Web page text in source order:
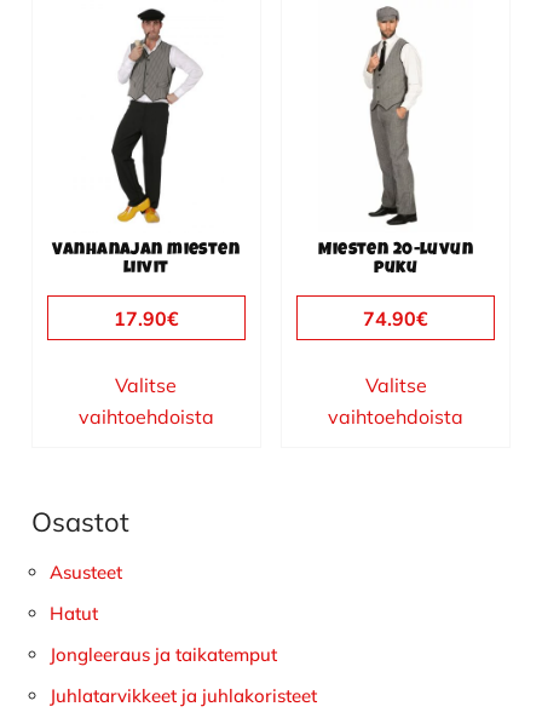
Vanhanajan miesten
liivit
17.90€
Valitse
vaihtoehdoista
tuotteella
muunnelma.
sivulla.
Miesten 20-luvun
puku
74.90€
Valitse
vaihtoehdoista
tuotteella
useampi
muunnelma.
sivulla.
Ensisijainen
sivupalkki
Osastot
Asusteet
Hatut
Jongleeraus ja taikatemput
Juhlatarvikkeet ja juhlakoristeet